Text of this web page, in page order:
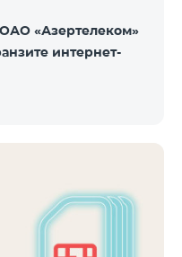
«Азертелеком»
интернет-